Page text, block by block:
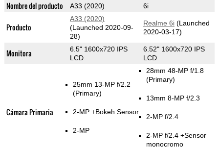
Nombre del producto A33 (2020) 6i
Producto
A33 (2020)
(Launched 2020-09-
28)
Realme 6i(Launched
2020-03-17)
Monitora
6.5" 1600x720 IPS
LCD
6.52" 1600x720 IPS
LCD
Cámara Primaria
25mm 13-MP f/2.2
(Primary)
2-MP +Bokeh Sensor
2-MP
28mm 48-MP f/1.8
(Primary)
13mm 8-MP f/2.3
2-MP f/2.4
2-MP f/2.4 +Sensor
monocromo